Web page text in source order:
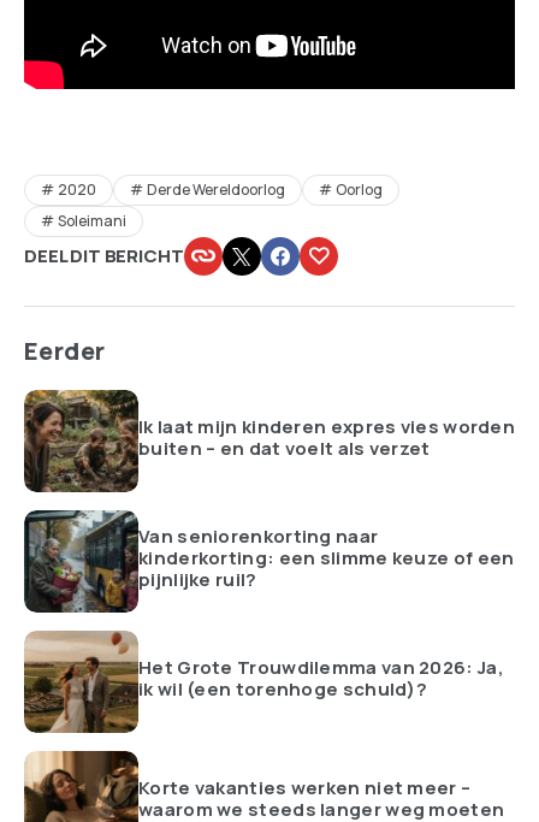
2020 Derde Wereldoorlog
Oorlog
Soleimani
DEEL DIT BERICHT
Eerder
Ik laat mijn kinderen expres vies worden
buiten – en dat voelt als verzet
Van seniorenkorting naar
kinderkorting: een slimme keuze of een
pijnlijke ruil?
Het Grote Trouwdilemma van 2026: Ja,
ik wil (een torenhoge schuld)?
Korte vakanties werken niet meer –
waarom we steeds langer weg moeten